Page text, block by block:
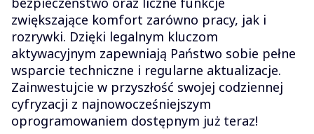
zwiększające komfort zarówno pracy, jak i
rozrywki. Dzięki legalnym kluczom
aktywacyjnym zapewniają Państwo sobie pełne
wsparcie techniczne i regularne aktualizacje.
Zainwestujcie w przyszłość swojej codziennej
cyfryzacji z najnowocześniejszym
oprogramowaniem dostępnym już teraz!